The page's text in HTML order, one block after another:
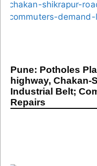
Pune: Potholes
highway, Chakan-
Industrial Belt;
Repairs